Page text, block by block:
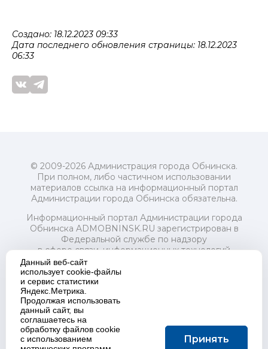
Создано: 18.12.2023 09:33
Дата последнего обновления страницы: 18.12.2023
06:33
© 2009-2026 Администрация города Обнинска.
При полном, либо частичном использовании
материалов ссылка на информационный портал
Администрации города Обнинска обязательна.
Информационный портал Администрации города
Обнинска ADMOBNINSK.RU зарегистрирован в
Федеральной службе по надзору
в сфере связи, информационных технологий
и массовых коммуникаций (Роскомнадзор) 24 июля
2018 года.
Свидетельство о регистрации Эл № ФС77-73321
Учредитель: Администрация (исполнительно-
распорядительный орган) городского округа "Город
Обнинск". Главный редактор: Байкова Е.А.
Адрес электронной почты Редакции:
redactor@admobninsk.ru
Данный веб-сайт
использует cookie-файлы
и сервис статистики
Яндекс.Метрика.
Продолжая использовать
данный сайт, вы
соглашаетесь на
обработку файлов cookie
с использованием
Принять